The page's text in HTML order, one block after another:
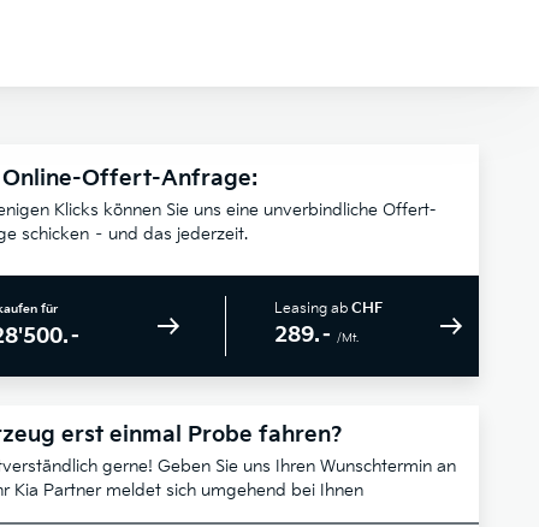
Online-Offert-Anfrage:
Klicks können Sie uns eine unverbindliche Offert-
schicken – und das jederzeit.
für Leasing ab CHF
289.– /Mt.
erst einmal Probe fahren?
gerne! Geben Sie uns Ihren Wunschtermin an
Kia Partner meldet sich umgehend bei Ihnen